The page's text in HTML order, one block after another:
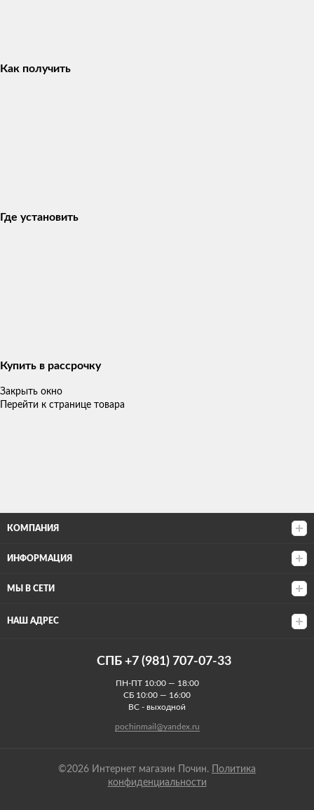
Как получить
Где установить
Купить в рассрочку
Закрыть окно
Перейти к странице товара
КОМПАНИЯ
ИНФОРМАЦИЯ
МЫ В СЕТИ
НАШ АДРЕС
СПБ +7 (981) 707-07-33
ПН-ПТ 10:00 — 18:00
СБ 10:00 — 16:00
ВС - выходной
pochinmail@yandex.ru
©2026 Интернет магазин Почин.
Политика
конфиденциальности